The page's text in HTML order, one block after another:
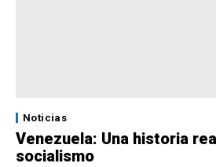
Noticias
Venezuela: Una historia
socialismo